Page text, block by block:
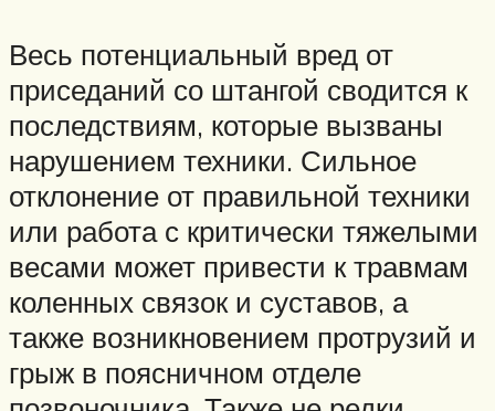
Весь потенциальный вред от
приседаний со штангой сводится к
последствиям, которые вызваны
нарушением техники. Сильное
отклонение от правильной техники
или работа с критически тяжелыми
весами может привести к травмам
коленных связок и суставов, а
также возникновением протрузий и
грыж в поясничном отделе